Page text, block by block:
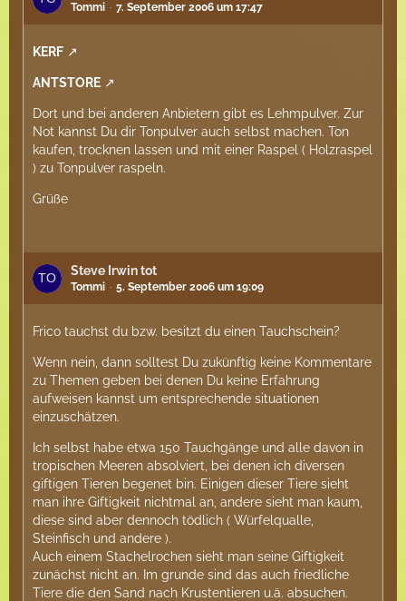
Tommi 7. September 2006 um 17:47
KERF
ANTSTORE
Dort und bei anderen Anbietern gibt es Lehmpulver. Zur
Not kannst Du dir Tonpulver auch selbst machen. Ton
kaufen, trocknen lassen und mit einer Raspel ( Holzraspel
) zu Tonpulver raspeln.
Grüße
Steve Irwin tot
Tommi 5. September 2006 um 19:09
Frico tauchst du bzw. besitzt du einen Tauchschein?
Wenn nein, dann solltest Du zukünftig keine Kommentare
zu Themen geben bei denen Du keine Erfahrung
aufweisen kannst um entsprechende situationen
einzuschätzen.
Ich selbst habe etwa 150 Tauchgänge und alle davon in
tropischen Meeren absolviert, bei denen ich diversen
giftigen Tieren begenet bin. Einigen dieser Tiere sieht
man ihre Giftigkeit nichtmal an, andere sieht man kaum,
diese sind aber dennoch tödlich ( Würfelqualle,
Steinfisch und andere ).
Auch einem Stachelrochen sieht man seine Giftigkeit
zunächst nicht an. Im grunde sind das auch friedliche
Tiere die den Sand nach Krustentieren u.ä. absuchen.